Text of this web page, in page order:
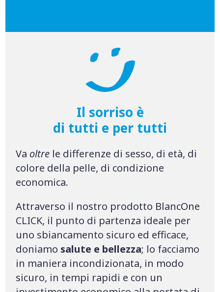
Il sorriso è
di tutti e per tutti
Va oltre le differenze di sesso, di età, di
colore della pelle, di condizione
economica.
Attraverso il nostro prodotto BlancOne
CLICK, il punto di partenza ideale per
uno sbiancamento sicuro ed efficace,
doniamo salute e bellezza; lo facciamo
in maniera incondizionata, in modo
sicuro, in tempi rapidi e con un